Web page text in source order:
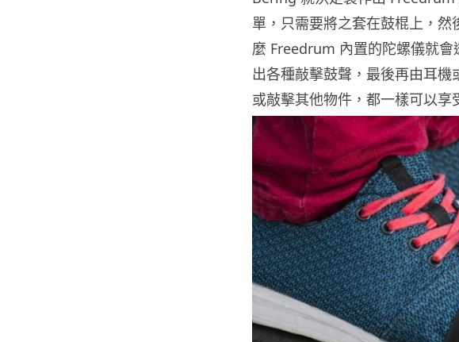
單，只需要將之套在鼓棍上，
麼 Freedrum 內置的陀螺儀就
出各種敲擊鼓聲，最後再由耳
或敲擊其他物件，都一樣可以享